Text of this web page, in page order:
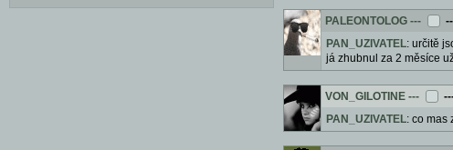
PALEONTOLOG ---
PAN_UZIVATEL: určitě
já zhubnul za 2 měsíce
VON_GILOTINE ---
PAN_UZIVATEL: co mas